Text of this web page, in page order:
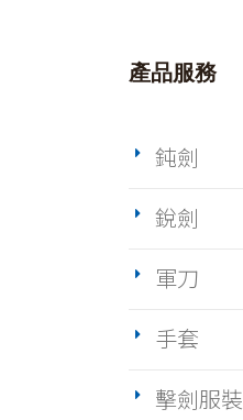
產品服務
鈍劍
銳劍
軍刀
手套
擊劍服裝